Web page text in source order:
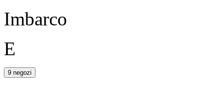
Imbarco
E
9 negozi